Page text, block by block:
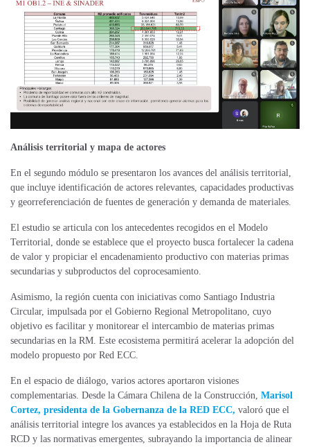
Análisis territorial y mapa de actores
En el segundo módulo se presentaron los avances del análisis territorial,
que incluye identificación de actores relevantes, capacidades productivas
y georreferenciación de fuentes de generación y demanda de materiales.
El estudio se articula con los antecedentes recogidos en el Modelo
Territorial, donde se establece que el proyecto busca fortalecer la cadena
de valor y propiciar el encadenamiento productivo con materias primas
secundarias y subproductos del coprocesamiento.
Asimismo, la región cuenta con iniciativas como Santiago Industria
Circular, impulsada por el Gobierno Regional Metropolitano, cuyo
objetivo es facilitar y monitorear el intercambio de materias primas
secundarias en la RM. Este ecosistema permitirá acelerar la adopción del
modelo propuesto por Red ECC.
En el espacio de diálogo, varios actores aportaron visiones
complementarias. Desde la Cámara Chilena de la Construcción, Marisol
Cortez, presidenta de la Gobernanza de la RED ECC, valoró que el
análisis territorial integre los avances ya establecidos en la Hoja de Ruta
RCD y las normativas emergentes, subrayando la importancia de alinear